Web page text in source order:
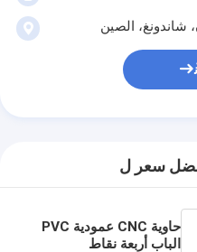
شاندونغ، الصين
سعر ل
حاوية CNC عمودية PVC
الباب أربعة نقاط